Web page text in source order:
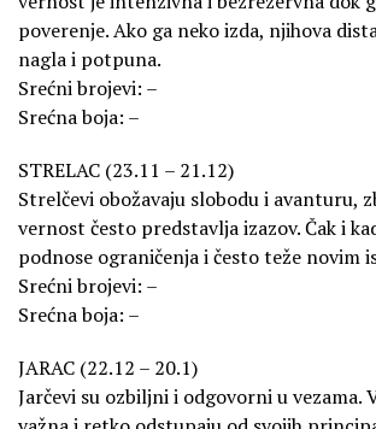
poverenje. Ako ga neko izda, njihova
nagla i potpuna.
Srećni brojevi: –
Srećna boja: –
STRELAC (23.11 – 21.12)
Strelčevi obožavaju slobodu i avanturu,
vernost često predstavlja izazov. Čak i
podnose ograničenja i često teže novim
Srećni brojevi: –
Srećna boja: –
JARAC (22.12 – 20.1)
Jarčevi su ozbiljni i odgovorni u vezama.